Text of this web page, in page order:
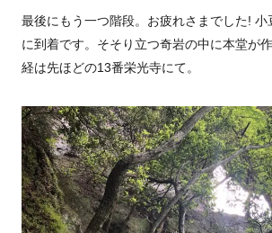
最後にもう一つ階段。お疲れさまでした! 小
に到着です。そそり立つ奇岩の中に本堂が
経は先ほどの13番栄光寺にて。